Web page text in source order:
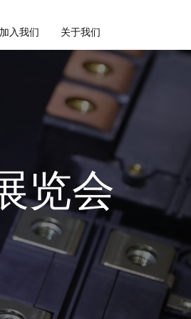
加入我们 关于我们
览会